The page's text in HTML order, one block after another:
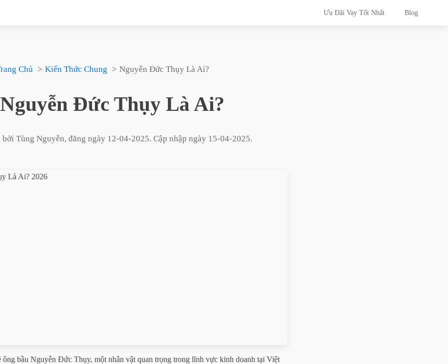
Ưu Đãi Vay Tốt Nhất Blog
Chủ Kiến Thức Chung Nguyễn Đức Thụy Là Ai?
Nguyễn Đức Thụy Là Ai?
bởi Tùng Nguyễn, đăng ngày 12-04-2025. Cập nhập ngày 15-04-2025.
ông bầu Nguyễn Đức Thụy, một nhân vật quan trọng trong lĩnh vực kinh doanh tại Việt